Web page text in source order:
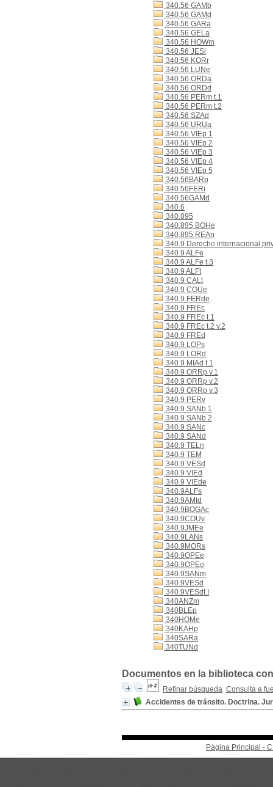
340.56 GAMb
340.56 GAMd
340.56 GARa
340.56 GELa
340.56 HOWm
340.56 JESi
340.56 KORr
340.56 LUNe
340.56 ORDa
340.56 ORDd
340.56 PERm t.1
340.56 PERm t.2
340.56 SZAd
340.56 URUa
340.56 VIEp 1
340.56 VIEp 2
340.56 VIEp 3
340.56 VIEp 4
340.56 VIEp 5
340.56BARp
340.56FERi
340.56GAMd
340.6
340.895
340.895 BOHe
340.895 REAn
340.9 Derecho internacional
340.9 ALFe
340.9 ALFe t.3
340.9 ALFt
340.9 CALt
340.9 COUe
340.9 FERde
340.9 FREc
340.9 FREc t.1
340.9 FREc t.2 v.2
340.9 FREd
340.9 LOPs
340.9 LORd
340.9 MIAd t.1
340.9 ORRp v.1
340.9 ORRp v.2
340.9 ORRp v.3
340.9 PERv
340.9 SANb 1
340.9 SANb 2
340.9 SANc
340.9 SANd
340.9 TELn
340.9 TEM
340.9 VESd
340.9 VIEd
340.9 VIEde
340.9ALFs
340.9AMId
340.9BOGAc
340.9COUv
340.9JMEe
340.9LANs
340.9MORs
340.9OPEe
340.9OPEo
340.9SANm
340.9VESd
340.9VESdt.I
340ANZm
340BLEp
340HOMe
340KAHp
340SARa
340TUNd
Documentos en la biblioteca
Refinar búsqueda Consulta a
Accidentes de tránsito. Doctrina.
Página Principal -